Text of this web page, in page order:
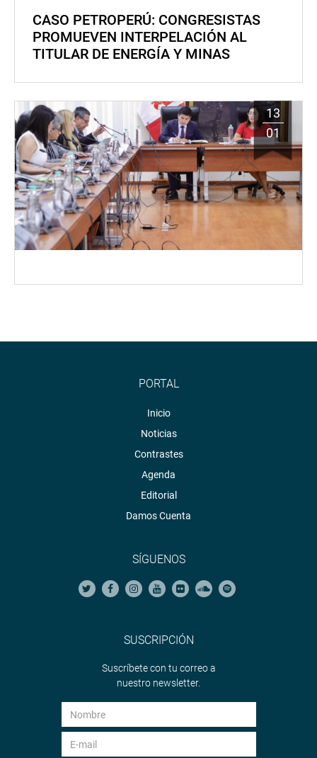
CASO PETROPERÚ: CONGRESISTAS
PROMUEVEN INTERPELACIÓN AL
TITULAR DE ENERGÍA Y MINAS
13
01
PORTAL
Inicio
Noticias
Contrastes
Agenda
Editorial
Damos Cuenta
SÍGUENOS
SUSCRIPCIÓN
Suscríbete con tu correo a
nuestro newsletter.